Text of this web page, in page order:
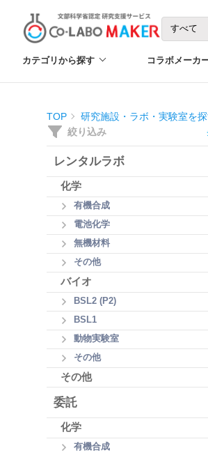
カテゴリから探す コラボメーカ
TOP 研究施設・ラボ・実験室を
絞り込み
レンタルラボ
化学
有機合成
電池化学
無機材料
その他
バイオ
BSL2 (P2)
BSL1
動物実験室
その他
その他
委託
化学
有機合成